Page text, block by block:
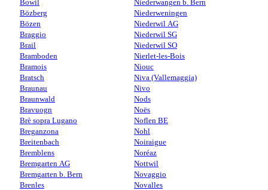
Bowil
Bözberg
Bözen
Braggio
Brail
Bramboden
Bramois
Bratsch
Braunau
Braunwald
Bravuogn
Brè sopra Lugano
Breganzona
Breitenbach
Bremblens
Bremgarten AG
Bremgarten b. Bern
Brenles
Niederwangen b. Bern
Niederweningen
Niederwil AG
Niederwil SG
Niederwil SO
Nierlet-les-Bois
Niouc
Niva (Vallemaggia)
Nivo
Nods
Noës
Noflen BE
Nohl
Noiraigue
Noréaz
Nottwil
Novaggio
Novalles